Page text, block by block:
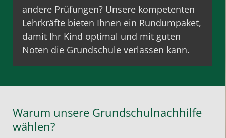
andere Prüfungen? Unsere kompetenten
Lehrkräfte bieten Ihnen ein Rundumpaket,
damit Ihr Kind optimal und mit guten
Noten die Grundschule verlassen kann.
Warum unsere Grundschulnachhilfe
wählen?